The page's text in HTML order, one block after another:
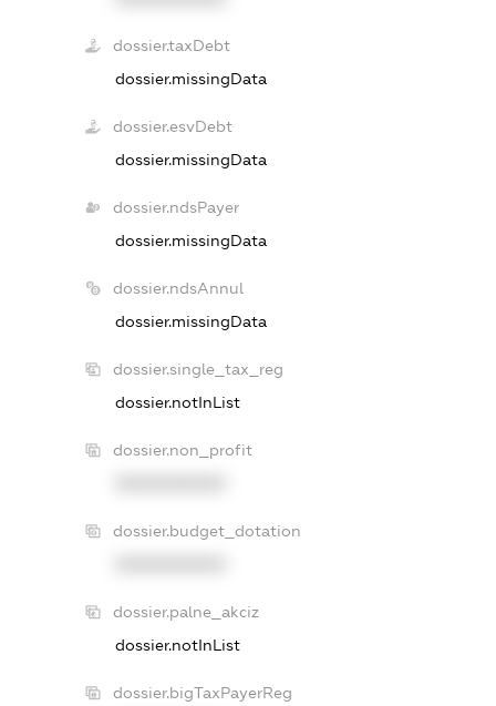
dossier.taxDebt
dossier.missingData
dossier.esvDebt
dossier.missingData
dossier.ndsPayer
dossier.missingData
dossier.ndsAnnul
dossier.missingData
dossier.single_tax_reg
dossier.notInList
dossier.non_profit
dossier.budget_dotation
dossier.palne_akciz
dossier.notInList
dossier.bigTaxPayerReg